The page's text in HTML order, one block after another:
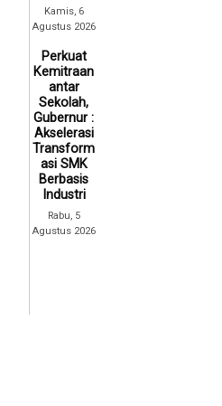
Kamis, 6
Agustus 2026
Perkuat
Kemitraan
antar
Sekolah,
Gubernur :
Akselerasi
Transform
asi SMK
Berbasis
Industri
Rabu, 5
Agustus 2026